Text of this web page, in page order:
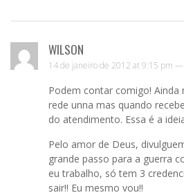
WILSON
14 de janeiro de 2012 at 9:15 pm —
Podem contar comigo! Ainda
rede unna mas quando
do atendimento. Essa é a
Pelo amor de Deus,
grande passo para a guerra
eu trabalho, só tem 3
sair!! Eu mesmo vou!!